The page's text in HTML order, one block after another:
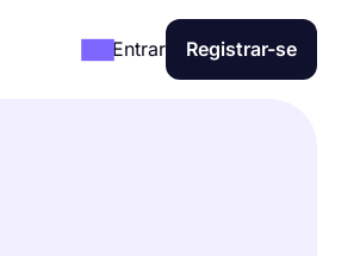
Entrar Registrar-se